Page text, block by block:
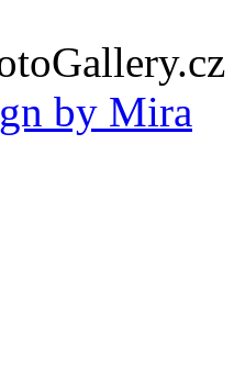
by Mira